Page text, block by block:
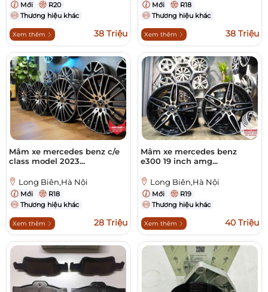
Mới
R20
Thương hiệu khác
Xem thêm 38 Triệu
Mới
R18
Thương hiệu khác
Xem thêm 38 Triệu
Mâm xe mercedes benz c/e
class model 2023...
Long Biên,Hà Nội
Mới
R18
Thương hiệu khác
Xem thêm 28 Triệu
Mâm xe mercedes benz
e300 19 inch amg...
Long Biên,Hà Nội
Mới
R19
Thương hiệu khác
Xem thêm 40 Triệu